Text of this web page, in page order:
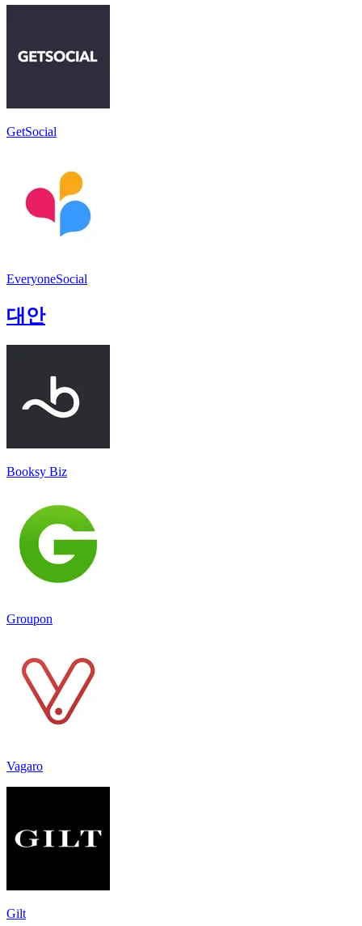
GetSocial
EveryoneSocial
대안
Booksy Biz
Groupon
Vagaro
Gilt